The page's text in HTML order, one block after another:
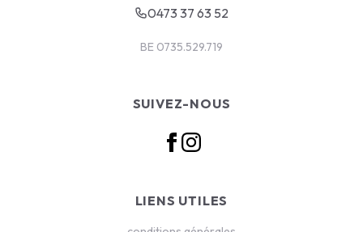
0473 37 63 52
BE 0735.529.719
SUIVEZ-NOUS
LIENS UTILES